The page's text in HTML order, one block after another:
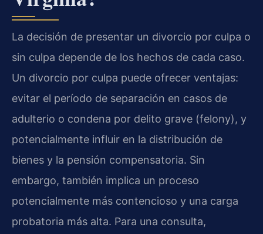
La decisión de presentar un divorcio por culpa o
sin culpa depende de los hechos de cada caso.
Un divorcio por culpa puede ofrecer ventajas:
evitar el período de separación en casos de
adulterio o condena por delito grave (felony), y
potencialmente influir en la distribución de
bienes y la pensión compensatoria. Sin
embargo, también implica un proceso
potencialmente más contencioso y una carga
probatoria más alta. Para una consulta,